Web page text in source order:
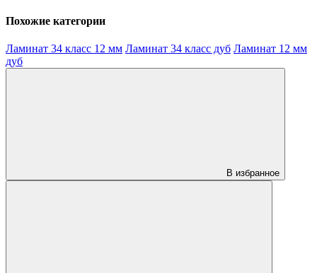
Похожие категории
Ламинат 34 класс 12 мм Ламинат 34 класс дуб Ламинат 12 мм
дуб
В избранное